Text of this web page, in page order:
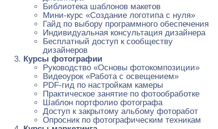
Библиотека шаблонов макетов
Мини-курс «Создание логотипа с нуля»
Гайд по выбору программного обеспечения
Индивидуальная консультация дизайнера
Бесплатный доступ к сообществу
дизайнеров
Курсы фотографии
Руководство «Основы фотокомпозиции»
Видеоурок «Работа с освещением»
PDF-гид по настройкам камеры
Практическое занятие по фотообработке
Шаблон портфолио фотографа
Доступ к закрытому альбому фоторабот
Опросник по фотографическим техникам